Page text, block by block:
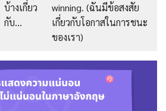
บ้างเกี่ยว
กับ…
winning. (ฉันมีข้อสงสัย
เกี่ยวกับโอกาสในการชนะ
ของเรา)